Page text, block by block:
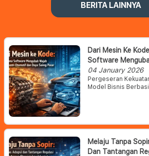
BERITA LAINNYA
Dari Mesin Ke
Software
Otomotif Dan
04 January 2026
Pergeseran
Model Bisnis
Melaju Tanpa
Dan Tantangan